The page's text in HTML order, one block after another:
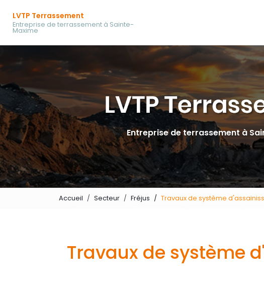
contenu
LVTP Terrassement
Entreprise de terrassement à Sainte-
Maxime
Entreprise de terrassement à
Accueil Secteur Fréjus Travaux de système
Travaux de système